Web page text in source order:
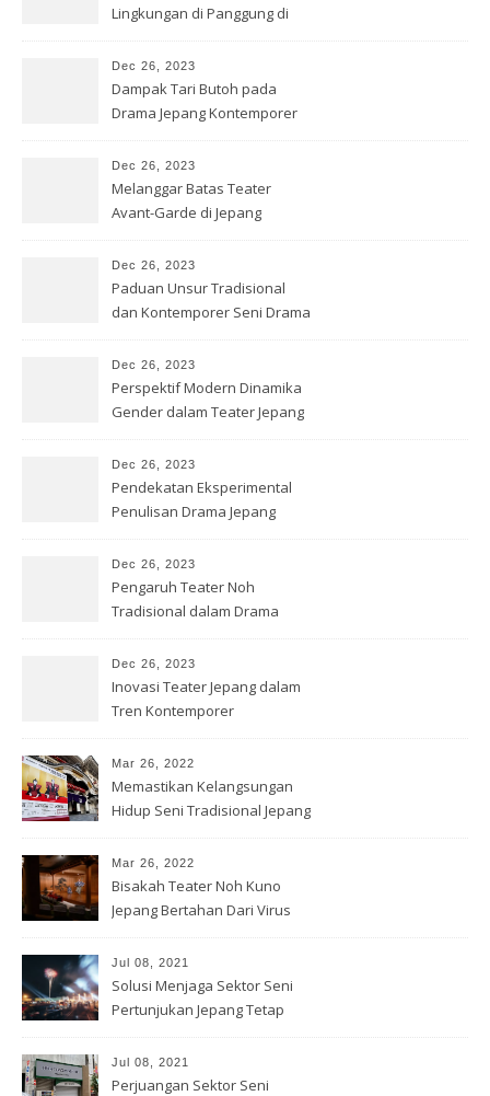
Lingkungan di Panggung di
Dec 26, 2023
Dampak Tari Butoh pada
Drama Jepang Kontemporer
Dec 26, 2023
Melanggar Batas Teater
Avant-Garde di Jepang
Dec 26, 2023
Paduan Unsur Tradisional
dan Kontemporer Seni Drama
Dec 26, 2023
Perspektif Modern Dinamika
Gender dalam Teater Jepang
Dec 26, 2023
Pendekatan Eksperimental
Penulisan Drama Jepang
Dec 26, 2023
Pengaruh Teater Noh
Tradisional dalam Drama
Dec 26, 2023
Inovasi Teater Jepang dalam
Tren Kontemporer
Mar 26, 2022
Memastikan Kelangsungan
Hidup Seni Tradisional Jepang
Mar 26, 2022
Bisakah Teater Noh Kuno
Jepang Bertahan Dari Virus
Jul 08, 2021
Solusi Menjaga Sektor Seni
Pertunjukan Jepang Tetap
Jul 08, 2021
Perjuangan Sektor Seni